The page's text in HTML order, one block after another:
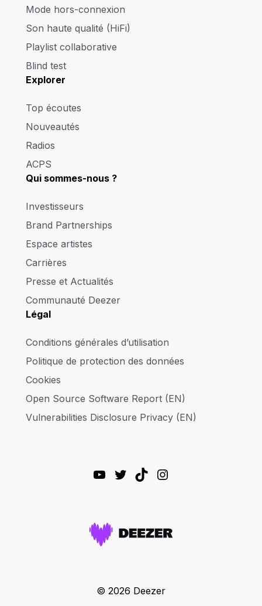
Mode hors-connexion
Son haute qualité (HiFi)
Playlist collaborative
Blind test
Explorer
Top écoutes
Nouveautés
Radios
ACPS
Qui sommes-nous ?
Investisseurs
Brand Partnerships
Espace artistes
Carrières
Presse et Actualités
Communauté Deezer
Légal
Conditions générales d’utilisation
Politique de protection des données
Cookies
Open Source Software Report (EN)
Vulnerabilities Disclosure Privacy (EN)
YouTube
Twitter
TikTokInstagram
© 2026 Deezer